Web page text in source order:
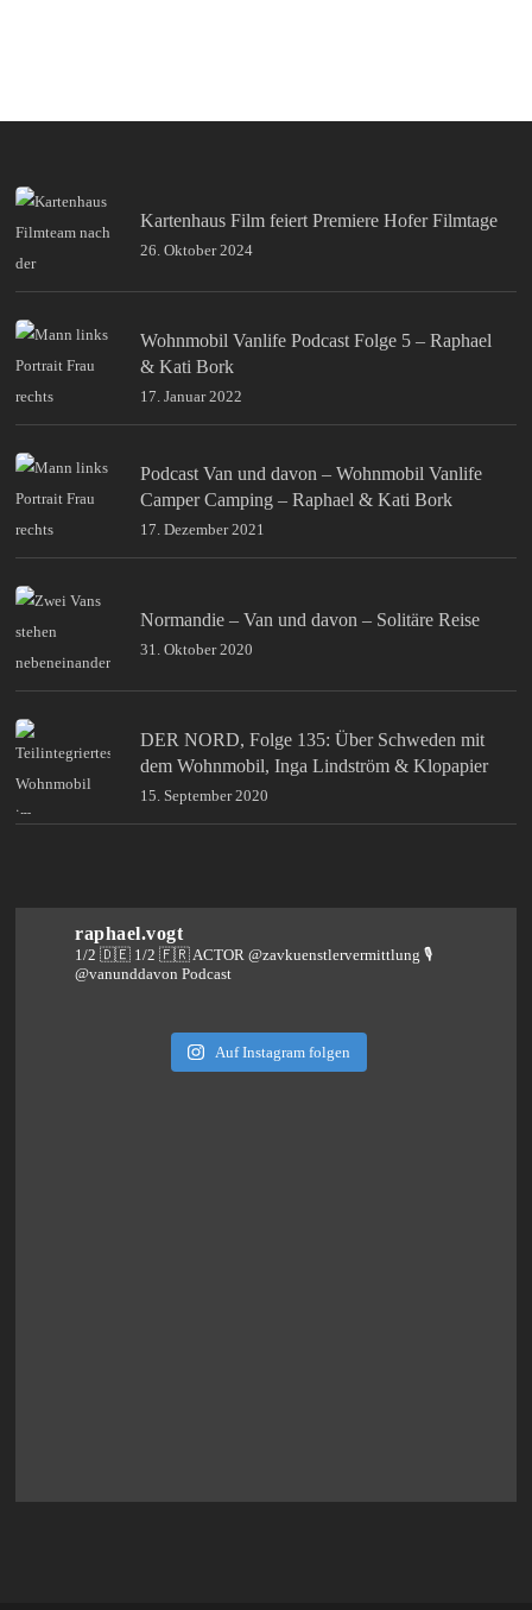
Kartenhaus Film feiert Premiere Hofer Filmtage
26. Oktober 2024
Wohnmobil Vanlife Podcast Folge 5 – Raphael
& Kati Bork
17. Januar 2022
Podcast Van und davon – Wohnmobil Vanlife
Camper Camping – Raphael & Kati Bork
17. Dezember 2021
Normandie – Van und davon – Solitäre Reise
31. Oktober 2020
DER NORD, Folge 135: Über Schweden mit
dem Wohnmobil, Inga Lindström & Klopapier
15. September 2020
raphael.vogt
1/2 🇩🇪 1/2 🇫🇷 ACTOR @zavkuenstlervermittlung🎙️
@vanunddavon Podcast
Auf Instagram folgen